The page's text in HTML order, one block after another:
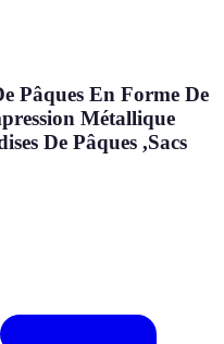
Pâques En Forme De
Métallique
De Pâques ,Sacs